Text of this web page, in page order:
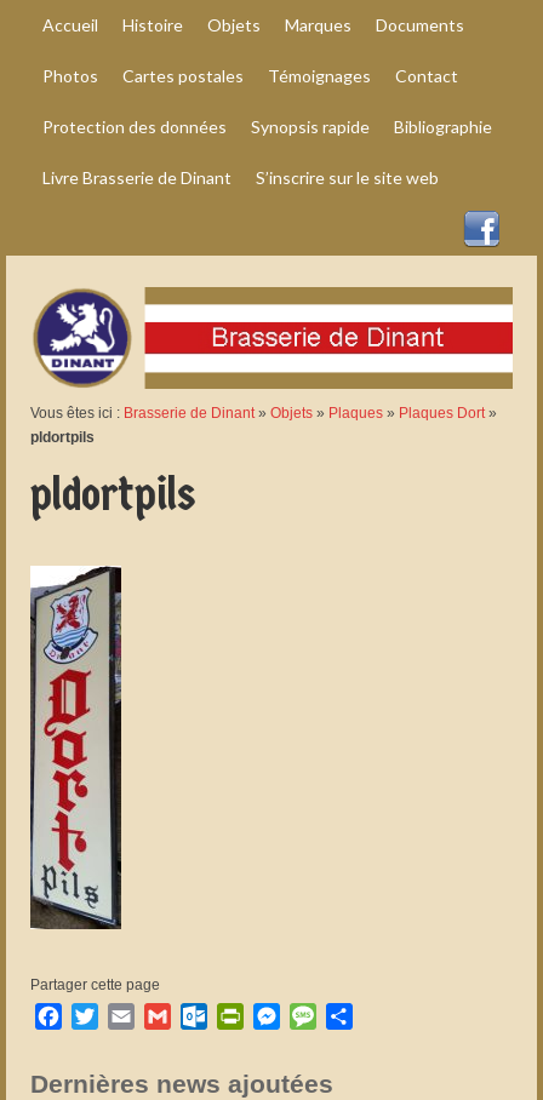
Accueil Histoire Objets Marques Documents
Photos Cartes postales Témoignages Contact
Protection des données Synopsis rapide Bibliographie
Livre Brasserie de Dinant S’inscrire sur le site web
Vous êtes ici : Brasserie de Dinant» Objets » Plaques » Plaques Dort»
pldortpils
pldortpils
Partager cette page
Facebook
TwitterEmail GmailOutlook.com
PrintFriendly
Messenger
Message
Dernières news ajoutées